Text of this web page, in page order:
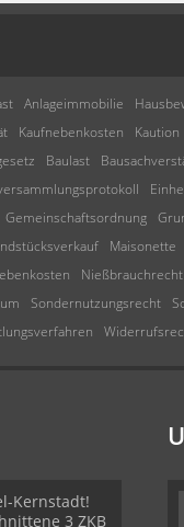
Anlageimmobilie
Kaufnebenkosten Kaution
Baulast
Gemeinschaftsordnung
Maisonette
Nießbrauchrecht
Sondernutzungsrecht
Kernstadt!
3 ZKB